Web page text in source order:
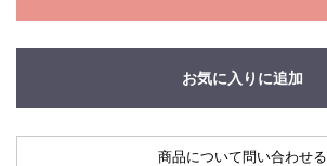
お気に入りに追加
商品について問い合わせる